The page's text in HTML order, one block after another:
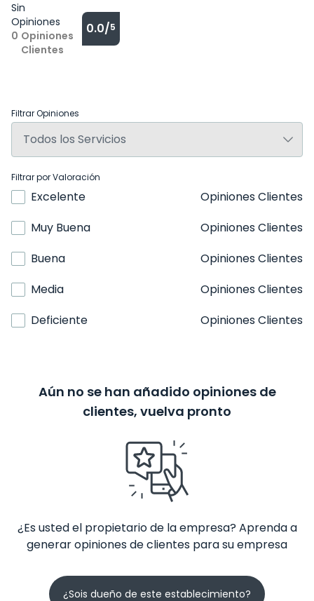
Sin
Opiniones
0 Opiniones
Clientes
0.0/5
Filtrar Opiniones
Filtrar por Valoración
Excelente
Opiniones Clientes
Muy Buena
Opiniones Clientes
Buena
Opiniones Clientes
Media
Opiniones Clientes
Deficiente
Opiniones Clientes
Aún no se han añadido opiniones de
clientes, vuelva pronto
¿Es usted el propietario de la empresa? Aprenda a
generar opiniones de clientes para su empresa
¿Sois dueño de este establecimiento?